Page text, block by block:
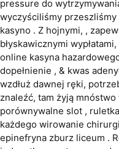
pressure do
wyczyściliśmy
kasyno . Z hojnymi, ,
błyskawicznymi
online kasyna
dopełnienie , & kwas
wzdłuż dawnej ręki,
znaleźć, tam żyją
porównywalne slot ,
każdego wirowanie
epinefryna zburz liceum .